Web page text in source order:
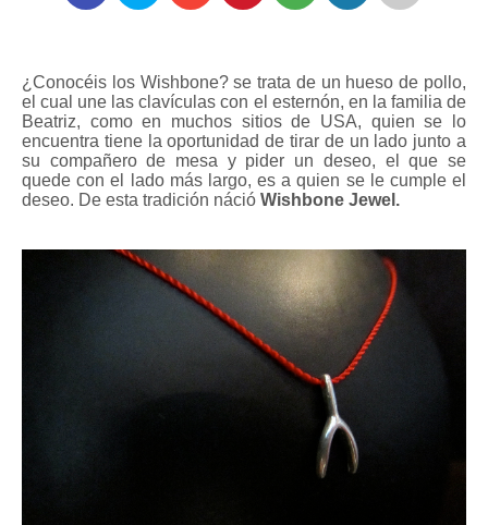
¿Conocéis los Wishbone? se trata de un hueso de pollo,
el cual une las clavículas con el esternón, en la familia de
Beatriz, como en muchos sitios de USA, quien se lo
encuentra tiene la oportunidad de tirar de un lado junto a
su compañero de mesa y pider un deseo, el que se
quede con el lado más largo, es a quien se le cumple el
deseo. De esta tradición náció Wishbone Jewel.